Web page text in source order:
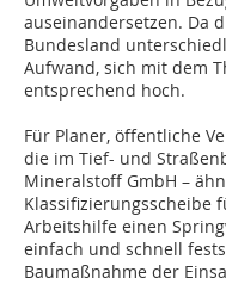
auseinandersetzen. Da
Bundesland
Aufwand, sich mit dem
entsprechend hoch.
Für Planer, öffentliche
die im Tief- und
Mineralstoff GmbH –
Klassifizierungsscheibe
Arbeitshilfe einen
einfach und schnell
Baumaßnahme der